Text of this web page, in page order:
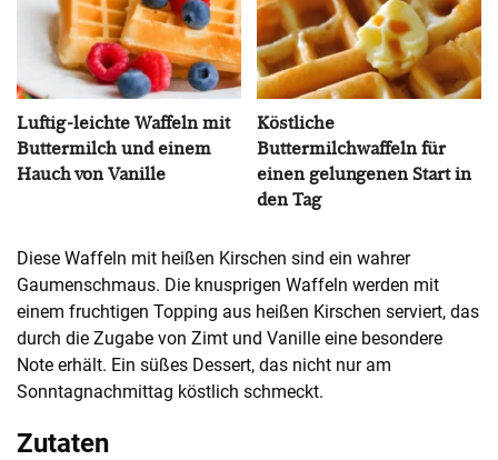
Luftig-leichte Waffeln mit
Buttermilch und einem
Hauch von Vanille
Köstliche
Buttermilchwaffeln für
einen gelungenen Start in
den Tag
Diese Waffeln mit heißen Kirschen sind ein wahrer
Gaumenschmaus. Die knusprigen Waffeln werden mit
einem fruchtigen Topping aus heißen Kirschen serviert, das
durch die Zugabe von Zimt und Vanille eine besondere
Note erhält. Ein süßes Dessert, das nicht nur am
Sonntagnachmittag köstlich schmeckt.
Zutaten